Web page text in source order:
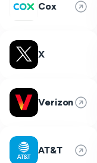
Cox
X
Verizon
AT&T